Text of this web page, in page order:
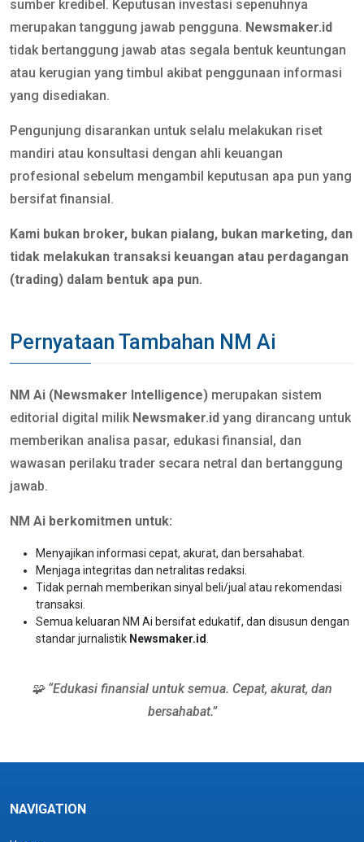
sumber kredibel. Keputusan investasi sepenuhnya
merupakan tanggung jawab pengguna. Newsmaker.id
tidak bertanggung jawab atas segala bentuk keuntungan
atau kerugian yang timbul akibat penggunaan informasi
yang disediakan.
Pengunjung disarankan untuk selalu melakukan riset
mandiri atau konsultasi dengan ahli keuangan
profesional sebelum mengambil keputusan apa pun yang
bersifat finansial.
Kami bukan broker, bukan pialang, bukan marketing, dan
tidak melakukan transaksi keuangan atau perdagangan
(trading) dalam bentuk apa pun.
Pernyataan Tambahan NM Ai
NM Ai (Newsmaker Intelligence) merupakan sistem
editorial digital milik Newsmaker.id yang dirancang untuk
memberikan analisa pasar, edukasi finansial, dan
wawasan perilaku trader secara netral dan bertanggung
jawab.
NM Ai berkomitmen untuk:
Menyajikan informasi cepat, akurat, dan bersahabat.
Menjaga integritas dan netralitas redaksi.
Tidak pernah memberikan sinyal beli/jual atau rekomendasi
transaksi.
Semua keluaran NM Ai bersifat edukatif, dan disusun dengan
standar jurnalistik Newsmaker.id.
🧩 “Edukasi finansial untuk semua. Cepat, akurat, dan
bersahabat.”
NAVIGATION